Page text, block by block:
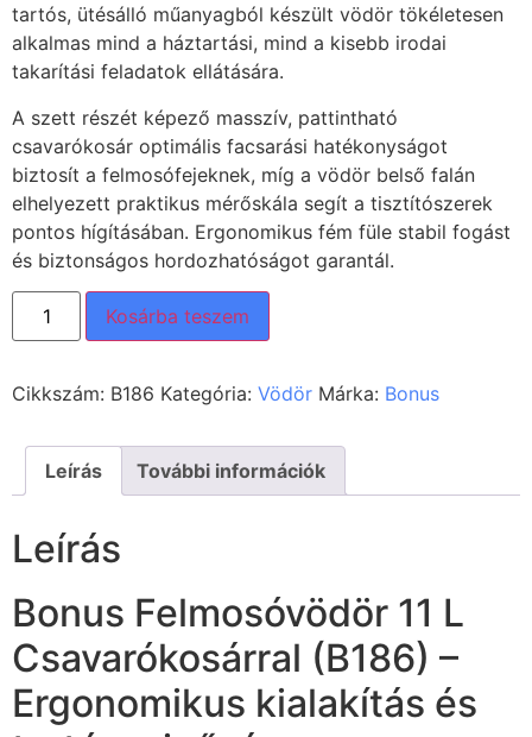
tartós, ütésálló műanyagból készült vödör tökéletesen
alkalmas mind a háztartási, mind a kisebb irodai
takarítási feladatok ellátására.
A szett részét képező masszív, pattintható
csavarókosár optimális facsarási hatékonyságot
biztosít a felmosófejeknek, míg a vödör belső falán
elhelyezett praktikus mérőskála segít a tisztítószerek
pontos hígításában. Ergonomikus fém füle stabil fogást
és biztonságos hordozhatóságot garantál.
Kosárba teszem
Cikkszám: B186 Kategória: Vödör Márka: Bonus
Leírás További információk
Leírás
Bonus Felmosóvödör 11 L
Csavarókosárral (B186) –
Ergonomikus kialakítás és